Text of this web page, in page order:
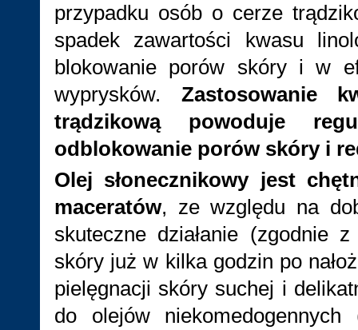
przypadku osób o cerze
spadek zawartości kwasu
blokowanie porów skóry i w
wyprysków. Zastosowanie
trądzikową powoduje
odblokowanie porów skóry i
Olej słonecznikowy jest
maceratów, ze względu na
skuteczne działanie (zgodnie
skóry już w kilka godzin po
pielęgnacji skóry suchej i
do olejów